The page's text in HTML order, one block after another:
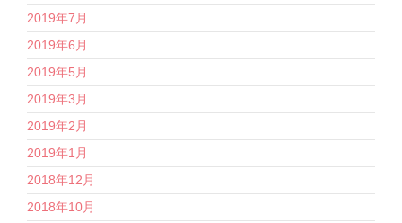
2019年7月
2019年6月
2019年5月
2019年3月
2019年2月
2019年1月
2018年12月
2018年10月